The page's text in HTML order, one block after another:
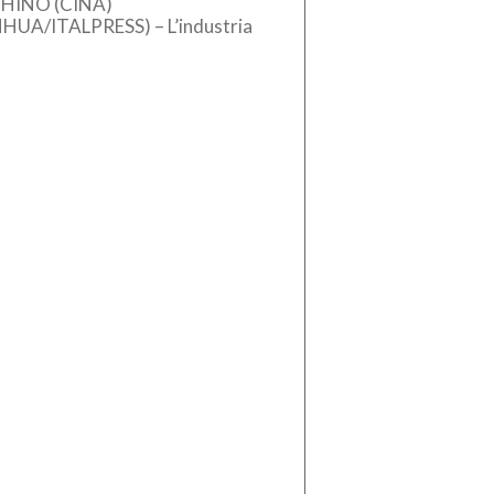
ITALPRESS) – L’industria